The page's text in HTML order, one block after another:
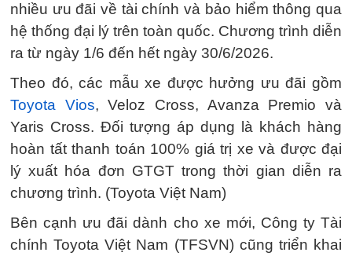
nhiều ưu đãi về tài chính và bảo hiểm thông qua
hệ thống đại lý trên toàn quốc. Chương trình diễn
ra từ ngày 1/6 đến hết ngày 30/6/2026.
Theo đó, các mẫu xe được hưởng ưu đãi gồm
Toyota Vios, Veloz Cross, Avanza Premio và
Yaris Cross. Đối tượng áp dụng là khách hàng
hoàn tất thanh toán 100% giá trị xe và được đại
lý xuất hóa đơn GTGT trong thời gian diễn ra
chương trình. (Toyota Việt Nam)
Bên cạnh ưu đãi dành cho xe mới, Công ty Tài
chính Toyota Việt Nam (TFSVN) cũng triển khai